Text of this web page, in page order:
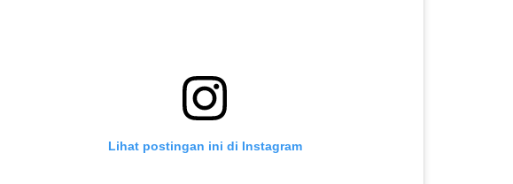
Lihat postingan ini di Instagram